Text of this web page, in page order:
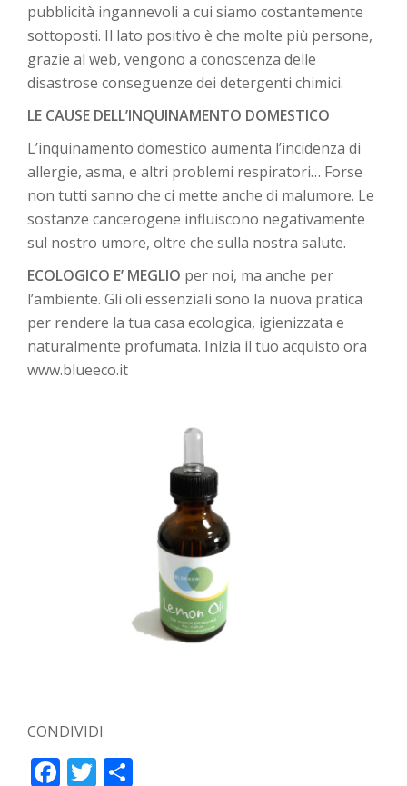
pubblicità ingannevoli a cui siamo costantemente
sottoposti. Il lato positivo è che molte più persone,
grazie al web, vengono a conoscenza delle
disastrose conseguenze dei detergenti chimici.
LE CAUSE DELL’INQUINAMENTO DOMESTICO
L’inquinamento domestico aumenta l’incidenza di
allergie, asma, e altri problemi respiratori… Forse
non tutti sanno che ci mette anche di malumore. Le
sostanze cancerogene influiscono negativamente
sul nostro umore, oltre che sulla nostra salute.
ECOLOGICO E’ MEGLIO per noi, ma anche per
l’ambiente. Gli oli essenziali sono la nuova pratica
per rendere la tua casa ecologica, igienizzata e
naturalmente profumata. Inizia il tuo acquisto ora
www.blueeco.it
CONDIVIDI
FacebookTwitter